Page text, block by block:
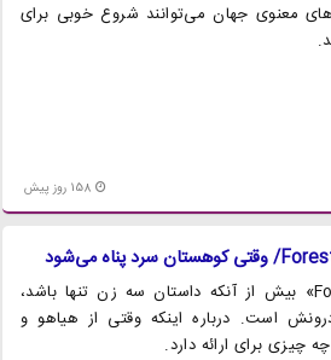
فیلم‌های معنوی جهان می‌توانند شروع خوبی برای
158 روز پیش
فیلم سینمایی «Forest high» بیش از آنکه داستان سه زن تنها باشد،
درونش است. درباره اینکه وقتی از هیاهو و
چیزی برای ارائه دارد.